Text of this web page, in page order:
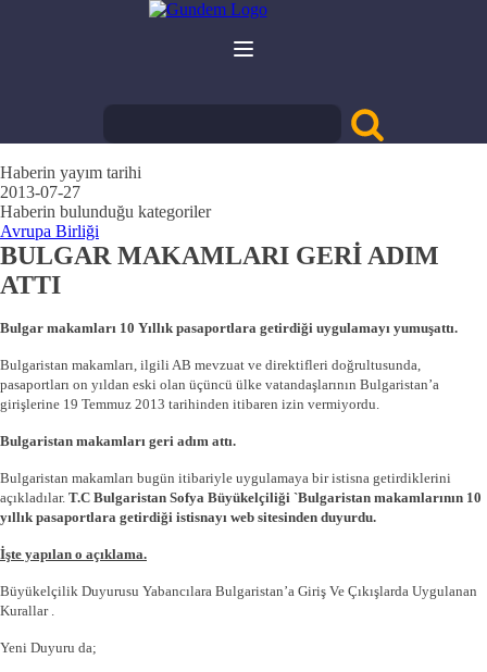
Haberin yayım tarihi
2013-07-27
Haberin bulunduğu kategoriler
Avrupa Birliği
BULGAR MAKAMLARI GERİ ADIM
ATTI
Bulgar makamları 10 Yıllık pasaportlara getirdiği uygulamayı yumuşattı.
Bulgaristan makamları, ilgili AB mevzuat ve direktifleri doğrultusunda,
pasaportları on yıldan eski olan üçüncü ülke vatandaşlarının Bulgaristan’a
girişlerine 19 Temmuz 2013 tarihinden itibaren izin vermiyordu.
Bulgaristan makamları geri adım attı.
Bulgaristan makamları bugün itibariyle uygulamaya bir istisna getirdiklerini
açıkladılar. T.C Bulgaristan Sofya Büyükelçiliği `Bulgaristan makamlarının 10
yıllık pasaportlara getirdiği istisnayı web sitesinden duyurdu.
İşte yapılan o açıklama.
Büyükelçilik Duyurusu Yabancılara Bulgaristan’a Giriş Ve Çıkışlarda Uygulanan
Kurallar .
Yeni Duyuru da;